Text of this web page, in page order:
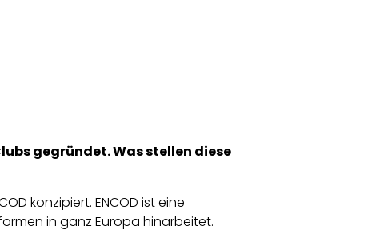
gegründet. Was stellen diese
konzipiert. ENCOD ist eine
in ganz Europa hinarbeitet.